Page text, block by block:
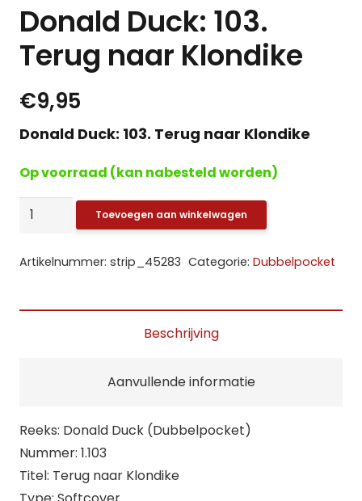
Donald Duck: 103.
Terug naar Klondike
€9,95
Donald Duck: 103. Terug naar Klondike
Op voorraad (kan nabesteld worden)
Donald
103.
Toevoegen aan winkelwagen
Artikelnummer: strip_45283 Categorie: Dubbelpocket
Beschrijving
Aanvullende informatie
Reeks: Donald Duck (Dubbelpocket)
Nummer: 1.103
Titel: Terug naar Klondike